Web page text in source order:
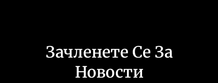
Зачленете Се За
Новости